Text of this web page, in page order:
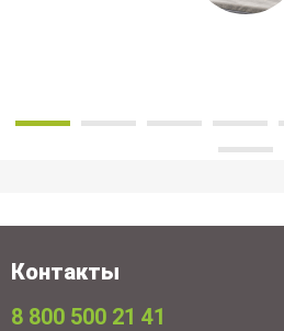
Контакты
8 800 500 21 41